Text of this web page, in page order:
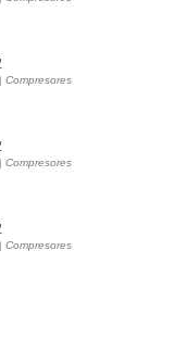
| Compresores
| Compresores
| Compresores